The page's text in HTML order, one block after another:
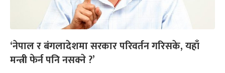
‘नेपाल र बंगलादेशमा सरकार परिवर्तन गरिसके, यहाँ
मन्त्री फेर्न पनि नसक्ने ?’